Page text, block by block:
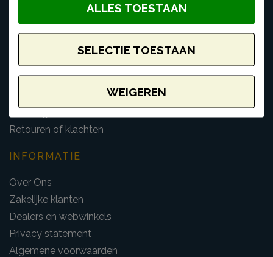
KLANTENSERVICE
Bestellen en verzendkosten
Levering
Retouren of klachten
INFORMATIE
Over Ons
Zakelijke klanten
Dealers en webwinkels
Privacy statement
Algemene voorwaarden
WEIGEREN
SELECTIE TOESTAAN
ALLES TOESTAAN